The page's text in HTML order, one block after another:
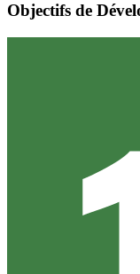
Objectifs de